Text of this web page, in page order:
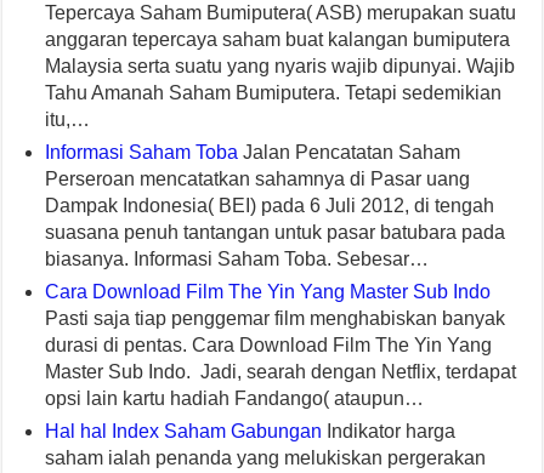
Tepercaya Saham Bumiputera( ASB) merupakan suatu
anggaran tepercaya saham buat kalangan bumiputera
Malaysia serta suatu yang nyaris wajib dipunyai. Wajib
Tahu Amanah Saham Bumiputera. Tetapi sedemikian
itu,…
Informasi Saham Toba Jalan Pencatatan Saham
Perseroan mencatatkan sahamnya di Pasar uang
Dampak Indonesia( BEI) pada 6 Juli 2012, di tengah
suasana penuh tantangan untuk pasar batubara pada
biasanya. Informasi Saham Toba. Sebesar…
Cara Download Film The Yin Yang Master Sub Indo
Pasti saja tiap penggemar film menghabiskan banyak
durasi di pentas. Cara Download Film The Yin Yang
Master Sub Indo. Jadi, searah dengan Netflix, terdapat
opsi lain kartu hadiah Fandango( ataupun…
Hal hal Index Saham Gabungan Indikator harga
saham ialah penanda yang melukiskan pergerakan